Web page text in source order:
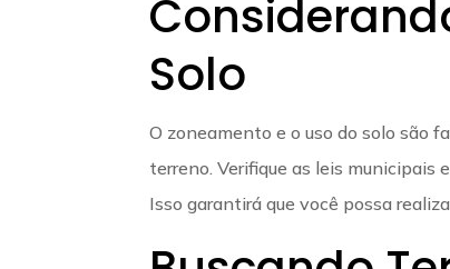
Solo
O zoneamento e o uso do solo são
terreno. Verifique as leis municipais
Isso garantirá que você possa